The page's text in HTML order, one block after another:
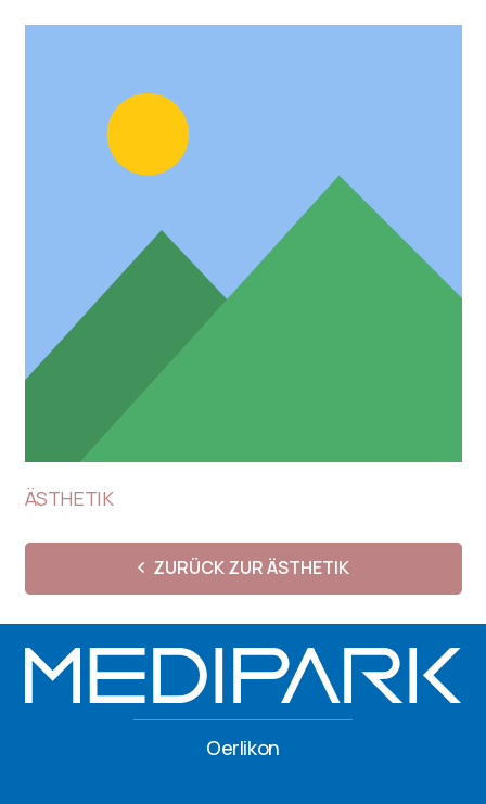
ÄSTHETIK
ZURÜCK ZUR ÄSTHETIK
Oerlikon